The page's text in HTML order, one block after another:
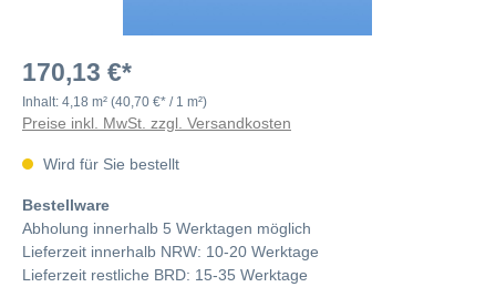
170,13 €*
Inhalt: 4,18 m² (40,70 €* / 1 m²)
Preise inkl. MwSt. zzgl. Versandkosten
Wird für Sie bestellt
Bestellware
Abholung innerhalb 5 Werktagen möglich
Lieferzeit innerhalb NRW: 10-20 Werktage
Lieferzeit restliche BRD: 15-35 Werktage